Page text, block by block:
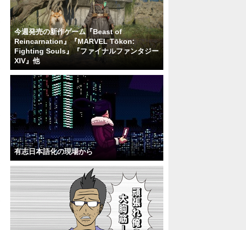
今週発売の新作ゲーム『Beast of
Reincarnation』『MARVEL Tōkon:
Fighting Souls』『ファイナルファンタジー
XIV』他
有志日本語化の現場から